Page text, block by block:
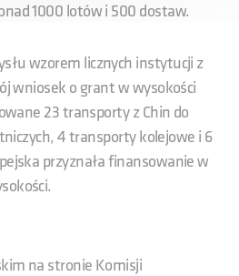
1000 lotów i 500 dostaw.
wzorem licznych instytucji z
wniosek o grant w wysokości
23 transporty z Chin do
4 transporty kolejowe i 6
przyznała finansowanie w
na stronie Komisji